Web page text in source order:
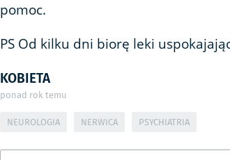
pomoc.
PS Od kilku dni biorę leki
KOBIETA
ponad rok temu
NEUROLOGIA NERWICA PSYCHIATRIA